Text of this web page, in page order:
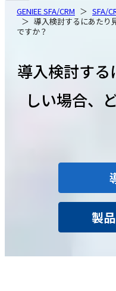
GENIEE SFA/CRM
SFA/
導入検討するにあたり
ですか？
導入検討す
しい場合、
製